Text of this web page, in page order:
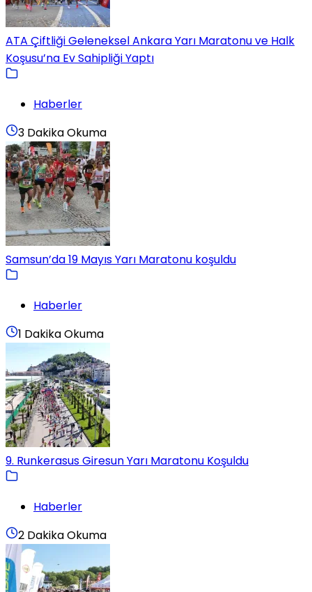
ATA Çiftliği Geleneksel Ankara Yarı Maratonu ve Halk
Koşusu’na Ev Sahipliği Yaptı
Haberler
3 Dakika Okuma
Samsun’da 19 Mayıs Yarı Maratonu koşuldu
Haberler
1 Dakika Okuma
9. Runkerasus Giresun Yarı Maratonu Koşuldu
Haberler
2 Dakika Okuma